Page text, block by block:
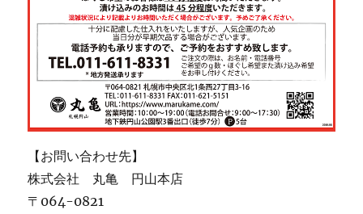
【お問い合わせ先】
株式会社 丸亀 円山本店
〒064-0821